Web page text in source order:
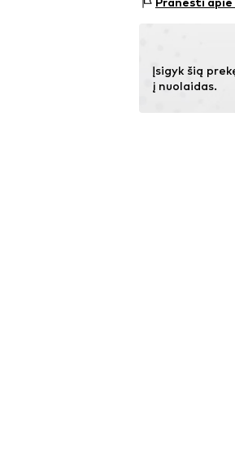
Įsigyk šią
į nuolaidas.